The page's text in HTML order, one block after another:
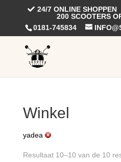
24/7 ONLINE SHOPPEN
200 SCOOTERS
0181-745834
Winkel
yadea
Resultaat 10–10 van de 10